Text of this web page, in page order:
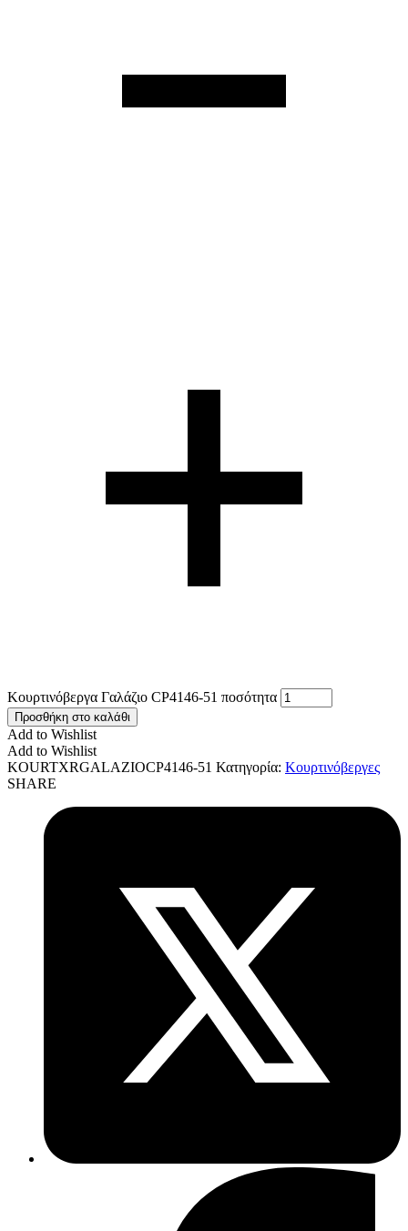
Κουρτινόβεργα Γαλάζιο CP4146-51 ποσότητα
Προσθήκη στο καλάθι
Add to Wishlist
Add to Wishlist
KOURTXRGALAZIOCP4146-51 Κατηγορία: Κουρτινόβεργες
SHARE